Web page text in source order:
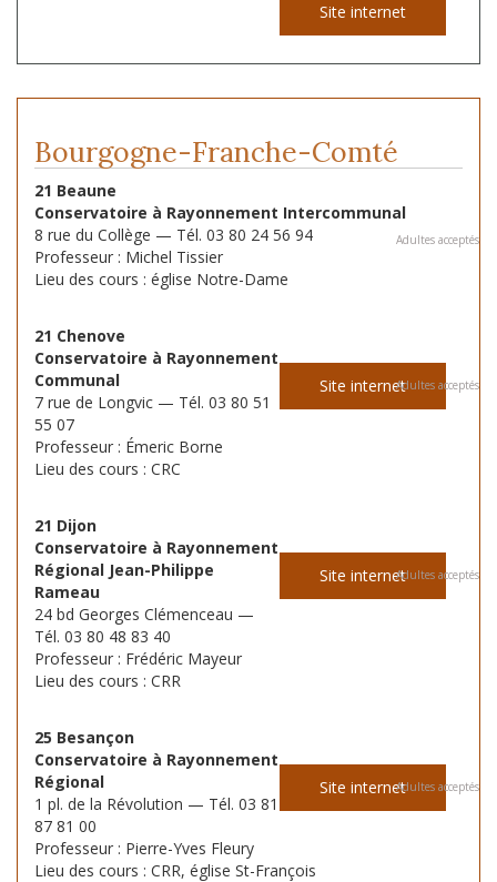
Site internet
Bourgogne-Franche-Comté
21 Beaune
Conservatoire à Rayonnement Intercommunal
8 rue du Collège — Tél. 03 80 24 56 94
Professeur : Michel Tissier
Lieu des cours : église Notre-Dame
Adultes acceptés
Site internet
21 Chenove
Conservatoire à Rayonnement
Communal
7 rue de Longvic — Tél. 03 80 51
55 07
Professeur : Émeric Borne
Lieu des cours : CRC
Adultes acceptés
Site internet
21 Dijon
Conservatoire à Rayonnement
Régional Jean-Philippe
Rameau
24 bd Georges Clémenceau —
Tél. 03 80 48 83 40
Professeur : Frédéric Mayeur
Lieu des cours : CRR
Adultes acceptés
Site internet
25 Besançon
Conservatoire à Rayonnement
Régional
1 pl. de la Révolution — Tél. 03 81
87 81 00
Professeur : Pierre-Yves Fleury
Lieu des cours : CRR, église St-François
Adultes acceptés